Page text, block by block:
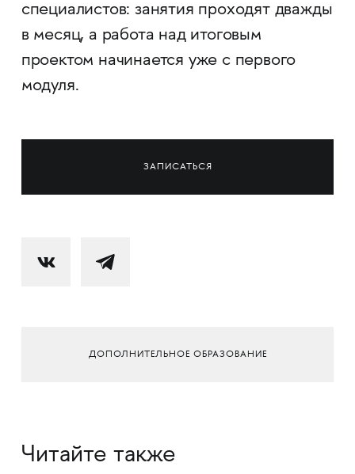
специалистов: занятия проходят дважды
в месяц, а работа над итоговым
проектом начинается уже с первого
модуля.
ЗАПИСАТЬСЯ
ДОПОЛНИТЕЛЬНОЕ ОБРАЗОВАНИЕ
Читайте также